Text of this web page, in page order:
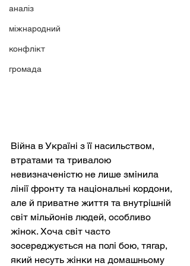
аналіз
міжнародний
конфлікт
громада
Війна в Україні з її насильством,
втратами та тривалою
невизначеністю не лише змінила
лінії фронту та національні кордони,
але й приватне життя та внутрішній
світ мільйонів людей, особливо
жінок. Хоча світ часто
зосереджується на полі бою, тягар,
який несуть жінки на домашньому